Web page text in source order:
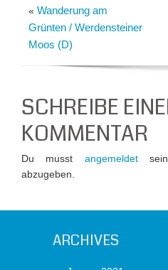
« Wanderung am
Grünten / Werdensteiner
Moos (D)
SCHREIBE
KOMMENTAR
Du musst angemeldet
abzugeben.
ARCHIVES